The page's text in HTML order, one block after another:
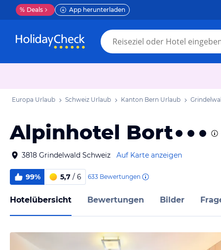
% Deals App herunterladen
Europa Urlaub Schweiz Urlaub Kanton Bern Urlaub
Alpinhotel Bort
3818 Grindelwald Schweiz Auf Karte anzeigen
99% 5,7 / 6 633 Bewertungen
Hotelübersicht Bewertungen Bilder